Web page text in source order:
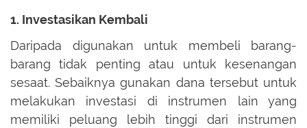
1. Investasikan Kembali
Daripada digunakan untuk membeli barang-
barang tidak penting atau untuk kesenangan
sesaat. Sebaiknya gunakan dana tersebut untuk
melakukan investasi di instrumen lain yang
memiliki peluang lebih tinggi dari instrumen